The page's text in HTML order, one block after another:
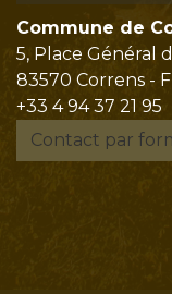
Commune de
5, Place Général
83570 Correns -
+33 4 94 37 21 95
Contact par